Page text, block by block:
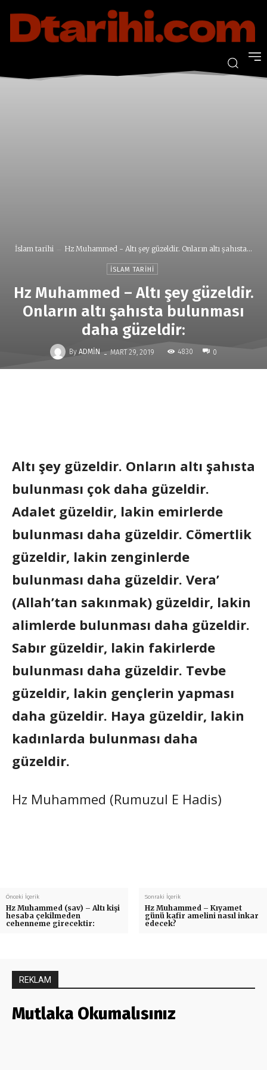
İslam tarihi Hz Muhammed - Altı şey güzeldir. Onların altı şahısta...
İSLAM TARIHI
Hz Muhammed – Altı şey güzeldir.
Onların altı şahısta bulunması
daha güzeldir:
By ADMIN - MART 29, 2019 4830 0
Altı şey güzeldir. Onların altı şahısta
bulunması çok daha güzeldir.
Adalet güzeldir, lakin emirlerde
bulunması daha güzeldir. Cömertlik
güzeldir, lakin zenginlerde
bulunması daha güzeldir. Vera’
(Allah’tan sakınmak) güzeldir, lakin
alimlerde bulunması daha güzeldir.
Sabır güzeldir, lakin fakirlerde
bulunması daha güzeldir. Tevbe
güzeldir, lakin gençlerin yapması
daha güzeldir. Haya güzeldir, lakin
kadınlarda bulunması daha
güzeldir.
Hz Muhammed (Rumuzul E Hadis)
Önceki İçerik
Hz Muhammed (sav) – Altı kişi
hesaba çekilmeden
cehenneme girecektir:
Sonraki İçerik
Hz Muhammed – Kıyamet
günü kafir amelini nasıl inkar
edecek?
REKLAM
Mutlaka Okumalısınız